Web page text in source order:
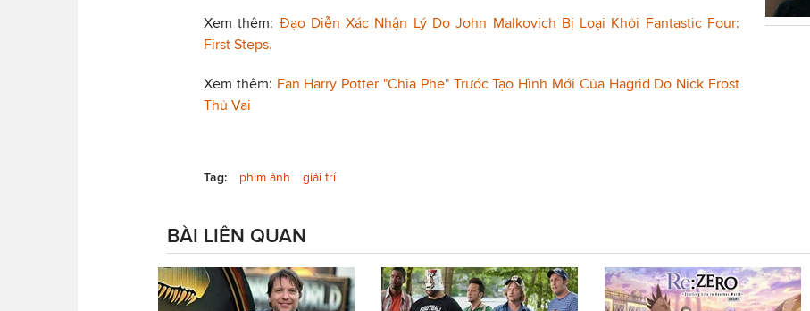
Xem thêm: Đạo Diễn Xác Nhận Lý Do John Malkovich Bị Loại Khỏi Fantastic Four:
First Steps.
Xem thêm: Fan Harry Potter "Chia Phe" Trước Tạo Hình Mới Của Hagrid Do Nick Frost
Thủ Vai
Tag: phim ảnh giải trí
BÀI LIÊN QUAN